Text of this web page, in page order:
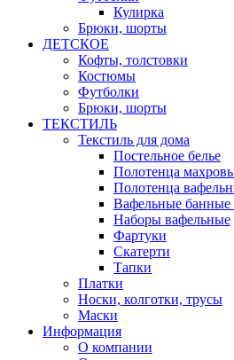
Кулирка
Брюки, шорты
ДЕТСКОЕ
Кофты, толстовки
Костюмы
Футболки
Брюки, шорты
ТЕКСТИЛЬ
Текстиль для дома
Постельное белье
Полотенца
Полотенца
Вафельные банные
Наборы вафельные
Фартуки
Скатерти
Тапки
Платки
Носки, колготки, трусы
Маски
Информация
О компании